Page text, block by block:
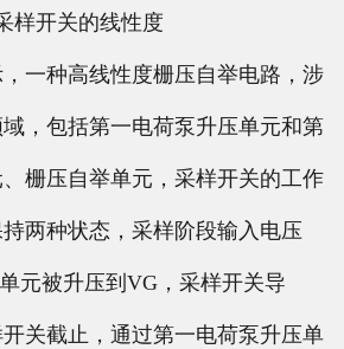
种高线性度栅压自举电路，涉
，包括第一电荷泵升压单元和第
栅压自举单元，采样开关的工作
两种状态，采样阶段输入电压
元被升压到VG，采样开关导
关截止，通过第一电荷泵升压单